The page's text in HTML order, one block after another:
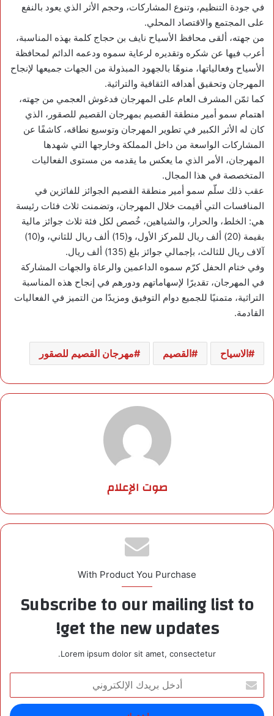
في جودة التنظيم، وتنوع المشاركات، وحجم الأثر الذي يعود بالنفع
على المجتمع والاقتصاد المحلي.
من جهته، ألقى محافظ الأسياح نايف بن حجاج كلمة بهذه المناسبة،
أعرب فيها عن شكره وتقديره لرعاية سموه ودعمه الدائم لمحافظة
الأسياح وفعالياتها، منوهًا بالجهود المبذولة من الجهات جميعها لإنجاح
المهرجان وتحقيق أهدافه الثقافية والتراثية.
كما ثمّن المشرف العام على المهرجان فدغوش العجمي من جهته،
اهتمام سمو أمير منطقة القصيم بمهرجان القصيم للصقور، الذي
كان له الأثر الكبير في تطوير المهرجان وتوسيع نطاقه، كاشفًا عن
المشاركات الواسعة من داخل المملكة وخارجها التي شهدها
المهرجان، الأمر الذي ما يعكس ما يقدمه من مستوى الفعاليات
المتخصصة في هذا المجال.
عقب ذلك سلّم سمو أمير منطقة القصيم الجوائز للفائزين في
المنافسات التي أقيمت خلال المهرجان، وتضمنت ثلاث فئات رئيسة
هي: الخلط، والحرار، والشياهين، خُصص لكل فئة ثلاث جوائز مالية
بقيمة (20) ألف ريال للمركز الأول، و(15) ألف ريال للثاني، و(10)
آلاف ريال للثالث، بإجمالي جوائز بلغ (135) ألف ريال.
وفي ختام الحفل كرّم سموه الداعمين والرعاة والجهات المشاركة
في المهرجان، تقديرًا لإسهاماتهم ودورهم في إنجاح هذه المناسبة
التراثية، متمنيًا للجميع دوام التوفيق ومزيدًا من التميز في الفعاليات
القادمة.
الاسياح القصيم مهرجان القصيم للصقور
صوت الإعلام
With Product You Purchase
Subscribe to our mailing list to
get the new updates!
Lorem ipsum dolor sit amet, consectetur.
خ